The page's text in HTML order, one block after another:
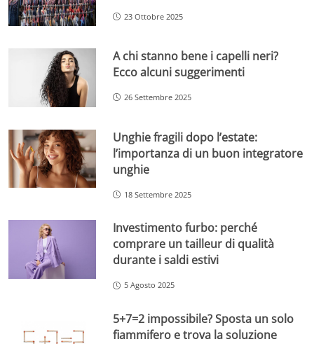
23 Ottobre 2025
A chi stanno bene i capelli neri?
Ecco alcuni suggerimenti
26 Settembre 2025
Unghie fragili dopo l’estate:
l’importanza di un buon integratore
unghie
18 Settembre 2025
Investimento furbo: perché
comprare un tailleur di qualità
durante i saldi estivi
5 Agosto 2025
5+7=2 impossibile? Sposta un solo
fiammifero e trova la soluzione